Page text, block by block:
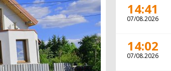
14:41
07/08.2026
14:02
07/08.2026